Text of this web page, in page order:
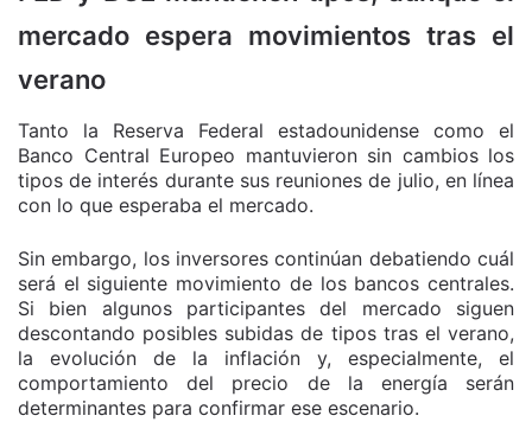
mercado espera movimientos tras el
verano
Tanto la Reserva Federal estadounidense como el
Banco Central Europeo mantuvieron sin cambios los
tipos de interés durante sus reuniones de julio, en línea
con lo que esperaba el mercado.
Sin embargo, los inversores continúan debatiendo cuál
será el siguiente movimiento de los bancos centrales.
Si bien algunos participantes del mercado siguen
descontando posibles subidas de tipos tras el verano,
la evolución de la inflación y, especialmente, el
comportamiento del precio de la energía serán
determinantes para confirmar ese escenario.